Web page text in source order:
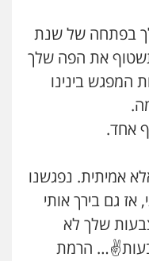
והימורים
צווארון לבן והונאה
בפתחה של שנת
ותשטוף את הפה שלך
המפגש בינינו
אחד.
אמיתית. נפגשנו
אז גם בירך אותי
שלך לא
הרמת